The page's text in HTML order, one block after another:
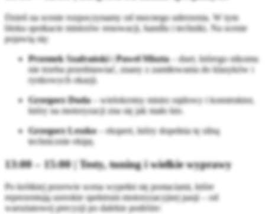
Dzień na scenie rozpoczynamy od mocnego uderzenia. W tym
bloku spotkacie mistrzów renowacji, handlu i techniki. Na scenie
pojawią się:
Przemek SzafrańskiiPaweł Miszta– duet, którego nikomu
nie trzeba przedstawiać, znany z zamiłowania do klasyków i
rynkowych okazji.
Grzegorz Duda– wielokrotny mistrz rajdowy i konstruktor,
który na motoryzacji zna się jak mało kto.
Grzegorz Leszko– ekspert, który dopełnia tę silną
technicznie ekipę.
13:00 – 15:00 | Testy, tuning i wielkie wyprawy
Po krótkiej przerwie scena wypełni się postaciami, które
reprezentują szerokie spektrum motoryzacyjnej pasji – od
warsztatowej precyzji po dalekie podróże: